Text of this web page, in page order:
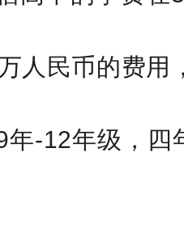
人民币的费用
年-12年级，